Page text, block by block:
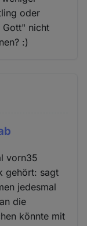
oder
Gott" nicht
:)
vorn35
gehört: sagt
jedesmal
die
könnte mit